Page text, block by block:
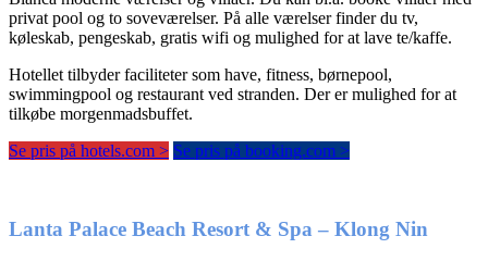
privat pool og to soveværelser. På alle værelser finder du tv,
køleskab, pengeskab, gratis wifi og mulighed for at lave te/kaffe.
Hotellet tilbyder faciliteter som have, fitness, børnepool,
swimmingpool og restaurant ved stranden. Der er mulighed for at
tilkøbe morgenmadsbuffet.
Se pris på hotels.com > Se pris på booking.com >
Lanta Palace Beach Resort & Spa – Klong Nin